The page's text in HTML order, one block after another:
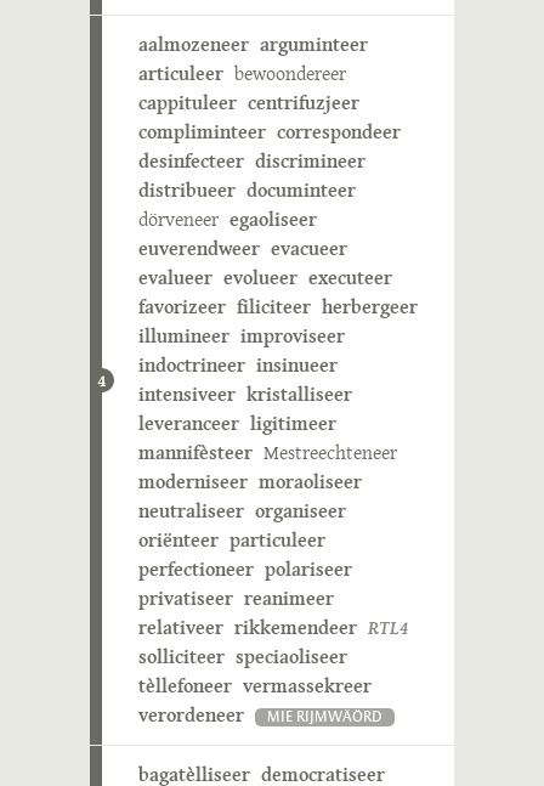
4
aalmozeneer arguminteer
articuleer bewoondereer
cappituleer centrifuzjeer
compliminteer correspondeer
desinfecteer discrimineer
distribueer documinteer
dörveneer egaoliseer
euverendweer evacueer
evalueer evolueer executeer
favorizeer filiciteer herbergeer
illumineer improviseer
indoctrineer insinueer
intensiveer kristalliseer
leveranceer ligitimeer
mannifèsteer Mestreechteneer
moderniseer moraoliseer
neutraliseer organiseer
oriënteer particuleer
perfectioneer polariseer
privatiseer reanimeer
relativeer rikkemendeer RTL4
solliciteer speciaoliseer
tèllefoneer vermassekreer
verordeneer
MIE RIJMWÄÖRD
bagatèlliseer democratiseer